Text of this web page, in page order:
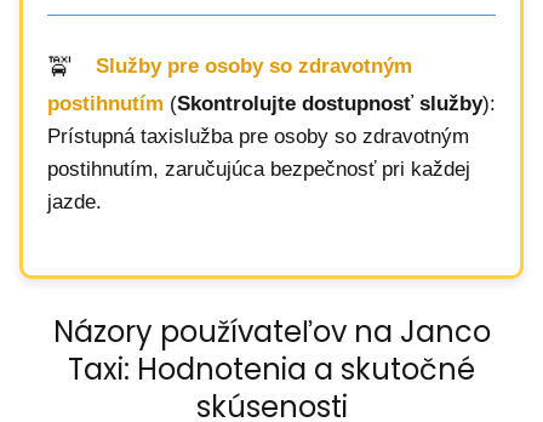
Služby pre osoby so zdravotným
postihnutím (Skontrolujte dostupnosť služby):
Prístupná taxislužba pre osoby so zdravotným
postihnutím, zaručujúca bezpečnosť pri každej
jazde.
Názory používateľov na Janco
Taxi: Hodnotenia a skutočné
skúsenosti